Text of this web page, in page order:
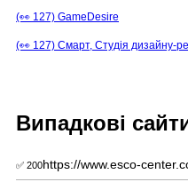
(👀 127) GameDesire
(👀 127) Смарт, Студія дизайну-
Випадкові
✅ 200https://www.esco-